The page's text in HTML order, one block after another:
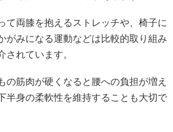
て両膝を抱えるストレッチや、椅子に
がみになる運動などは比較的取り組み
されています。
の筋肉が硬くなると腰への負担が増え
半身の柔軟性を維持することも大切で